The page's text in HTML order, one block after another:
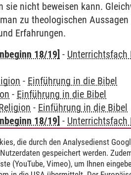
sie nicht beweisen kann.
zu theologischen
Erfahrungen.
18/19] - Unterrichtsfach
- Einführung in die Bibel
- Einführung in die Bibel
- Einführung in die Bibel
18/19] - Unterrichtsfach
- Kirche und Glaube in
-Kirche und Glaube in
die durch den Analysedienst
gespeichert werden.
(YouTube, Vimeo), um Ihnen